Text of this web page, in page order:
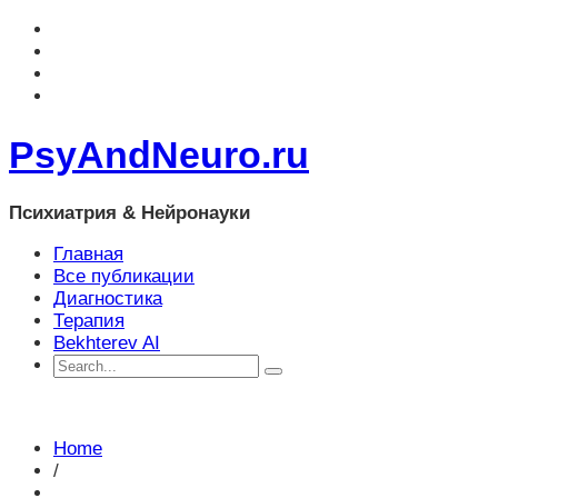
PsyAndNeuro.ru
Психиатрия & Нейронауки
Главная
Все публикации
Диагностика
Терапия
Bekhterev AI
Home
/